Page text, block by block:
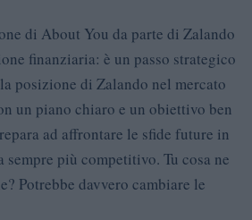
di About You da parte di Zalando
finanziaria: è un passo strategico
posizione di Zalando nel mercato
un piano chiaro e un obiettivo ben
ad affrontare le sfide future in
sempre più competitivo. Tu cosa ne
Potrebbe davvero cambiare le